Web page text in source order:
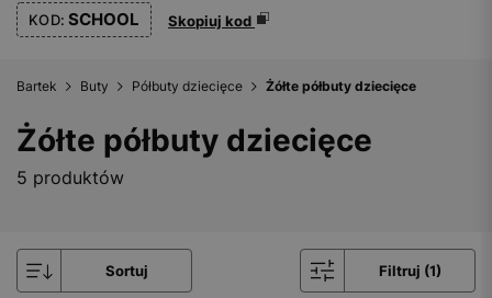
KOD: SCHOOL Skopiuj kod
Bartek Buty Półbuty dziecięce Żółte półbuty dziecięce
Żółte półbuty dziecięce
5 produktów
Sortuj Filtruj (1)